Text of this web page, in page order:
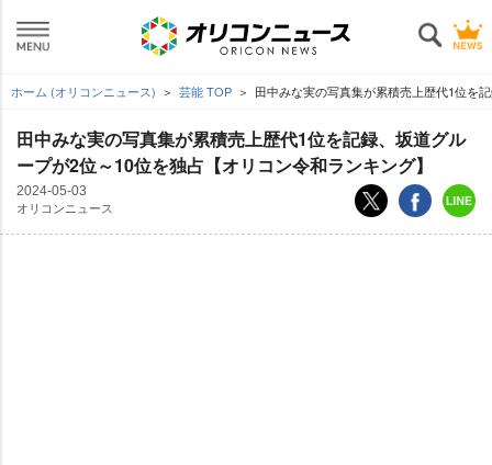
ホーム (オリコンニュース) 芸能 TOP 田中みな実の写真集が累積売上歴代1位を
田中みな実の写真集が累積売上歴代1位を記録、坂道グル
ープが2位～10位を独占【オリコン令和ランキング】
2024-05-03
オリコンニュース